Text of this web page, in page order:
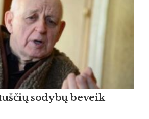
sodybų beveik